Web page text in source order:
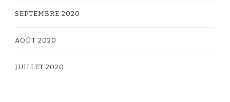
SEPTEMBRE 2020
AOÛT 2020
JUILLET 2020